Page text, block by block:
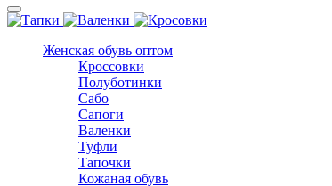
Женская обувь оптом
Кроссовки
Полуботинки
Сабо
Сапоги
Валенки
Туфли
Тапочки
Кожаная обувь